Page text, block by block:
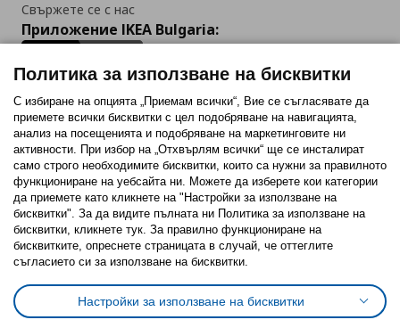
Свържете се с нас
Приложение IKEA Bulgaria:
Последвайте ни:
FacebookTwitterYoutubePinterestInstagram
Политика за използване на бисквитки (Cookies)
Избор на настройки за използване на бисквитки
Условия за ползване на ikea.bgОбща политика за личните данни
Политика за защита на личните данни на ikea.bg
Политика за използване на бисквитки
С избиране на опцията „Приемам всички“, Вие се съгласявате да
приемете всички бисквитки с цел подобряване на навигацията,
анализ на посещенията и подобряване на маркетинговите ни
активности. При избор на „Отхвърлям всички“ ще се инсталират
само строго необходимитe бисквитки, които са нужни за правилното
функциониране на уебсайта ни. Можете да изберете кои категории
да приемете като кликнете на "Настройки за използване на
бисквитки". За да видите пълната ни Политика за използване на
бисквитки, кликнете тук. За правилно функциониране на
бисквитките, опреснете страницата в случай, че оттеглите
съгласието си за използване на бисквитки.
Настройки за използване на бисквитки